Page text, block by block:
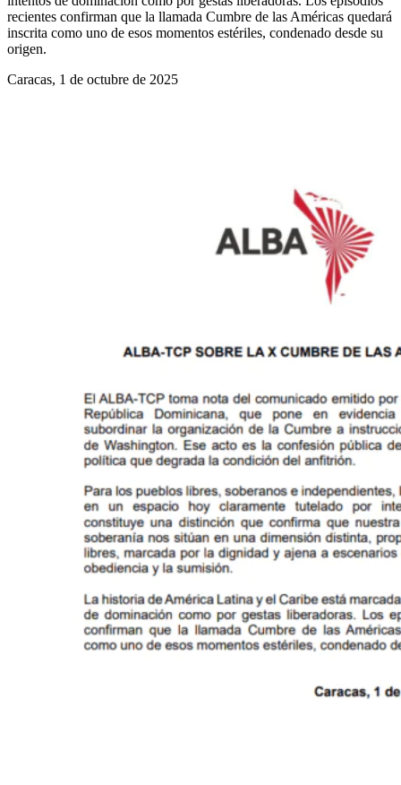
recientes confirman que la llamada Cumbre de las Américas quedará
inscrita como uno de esos momentos estériles, condenado desde su
origen.
Caracas, 1 de octubre de 2025